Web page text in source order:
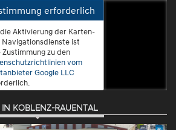
Koblenz-Güls
erforderlich
Aktivierung der Karten-
Navigationsdienste ist
Zustimmung zu den
vom
Google LLC
Zustimmen
und
IN KOBLENZ-RAUENTAL